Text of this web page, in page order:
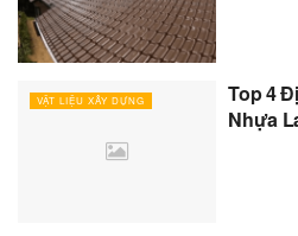
VẬT LIỆU XÂY DỰNG
Top 4
Nhựa